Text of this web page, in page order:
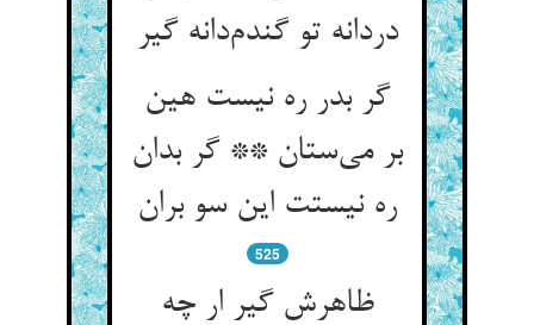
دردانه تو گندم‌دانه گیر
گر بدر ره نیست هین
بر می‌ستان ** گر بدان
ره نیستت این سو بران
525
ظاهرش گیر ار چه